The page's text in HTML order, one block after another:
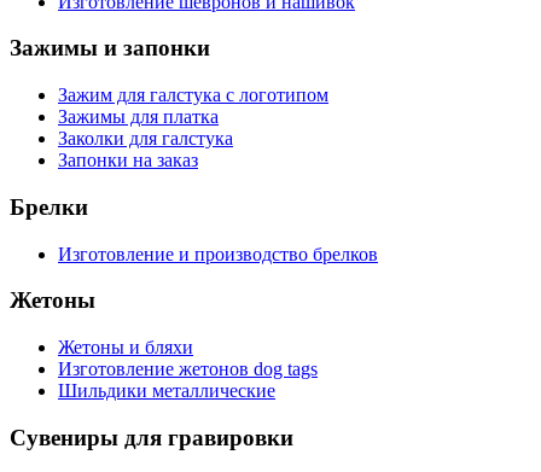
Зажимы и запонки
Зажим для галстука с логотипом
Зажимы для платка
Заколки для галстука
Запонки на заказ
Брелки
Изготовление и производство брелков
Жетоны
Жетоны и бляхи
Изготовление жетонов dog tags
Шильдики металлические
Сувениры для гравировки